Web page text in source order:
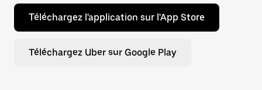
Téléchargez l'application sur l'App Store
Téléchargez Uber sur Google Play